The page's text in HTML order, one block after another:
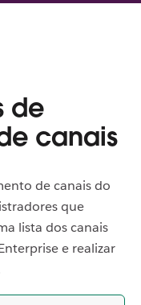
de
canais
de canais do
que
lista dos canais
e realizar